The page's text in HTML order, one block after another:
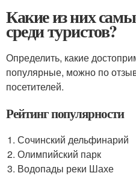
Какие из них
среди туристов?
Определить, какие
популярные, можно по
посетителей.
Рейтинг популярности
Сочинский дельфинарий
Олимпийский парк
Водопады реки Шахе